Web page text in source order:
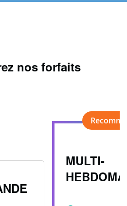
nos forfaits
MULTI-